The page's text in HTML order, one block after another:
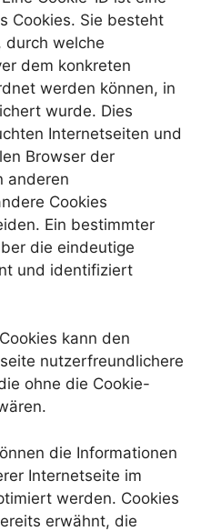
Cookies. Sie besteht
durch welche
dem konkreten
werden können, in
wurde. Dies
Internetseiten und
Browser der
anderen
Cookies
Ein bestimmter
die eindeutige
und identifiziert
kann den
nutzerfreundlichere
ohne die Cookie-
die Informationen
Internetseite im
werden. Cookies
erwähnt, die